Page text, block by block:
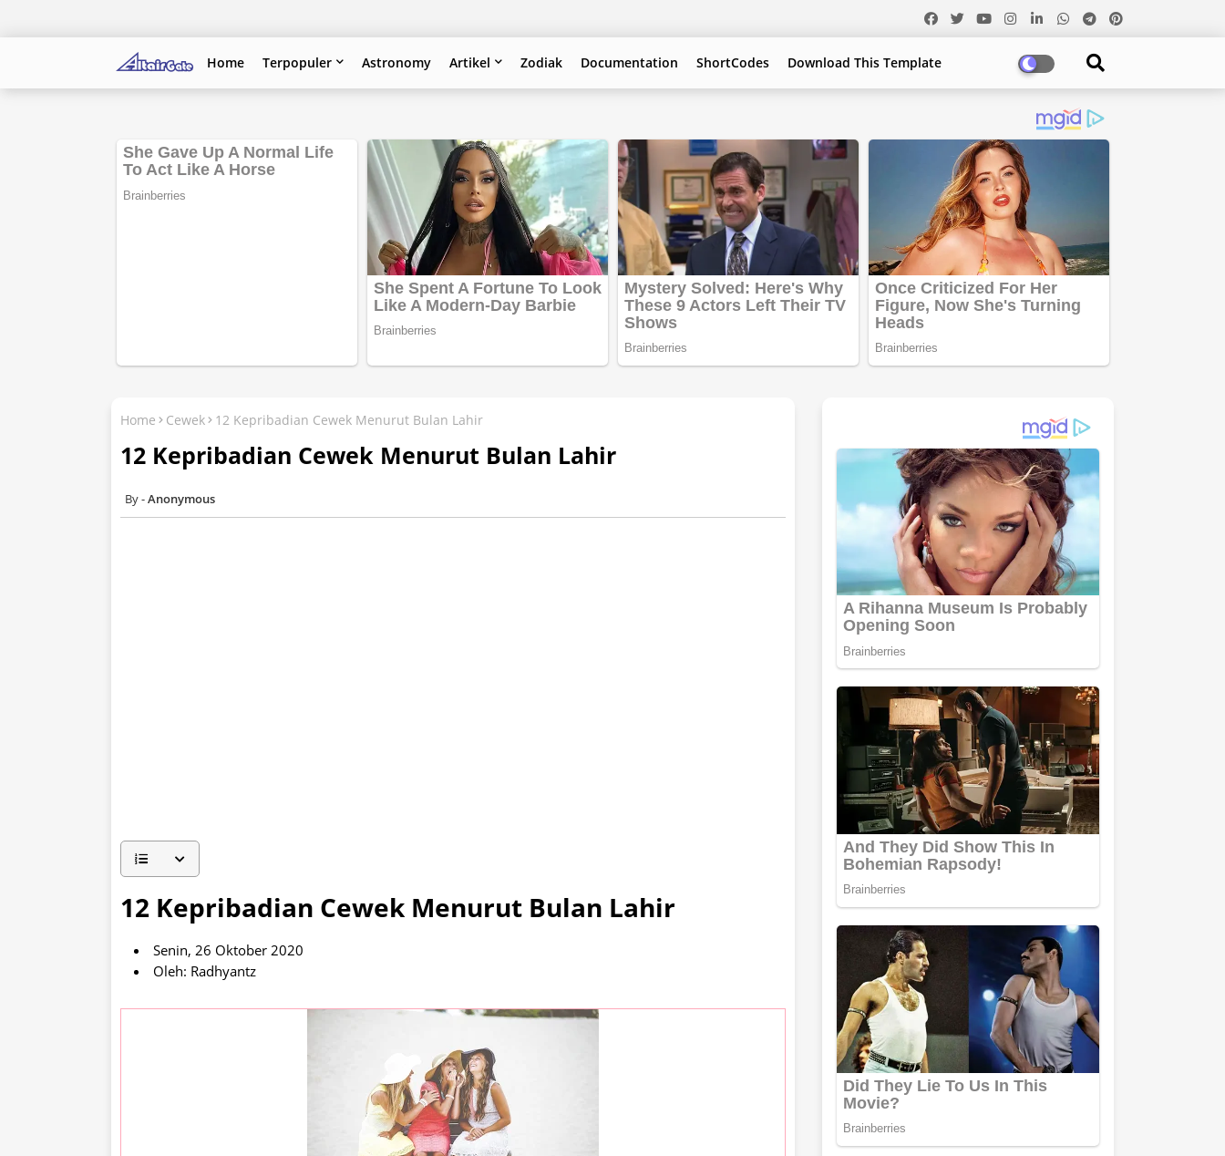
Home Terpopuler Astronomy Artikel Zodiak Documentation ShortCodes Download This Template
Home Cewek 12 Kepribadian Cewek Menurut Bulan Lahir
12 Kepribadian Cewek Menurut Bulan Lahir
Anonymous
12 Kepribadian Cewek Menurut Bulan Lahir
Senin, 26 Oktober 2020
Oleh: Radhyantz